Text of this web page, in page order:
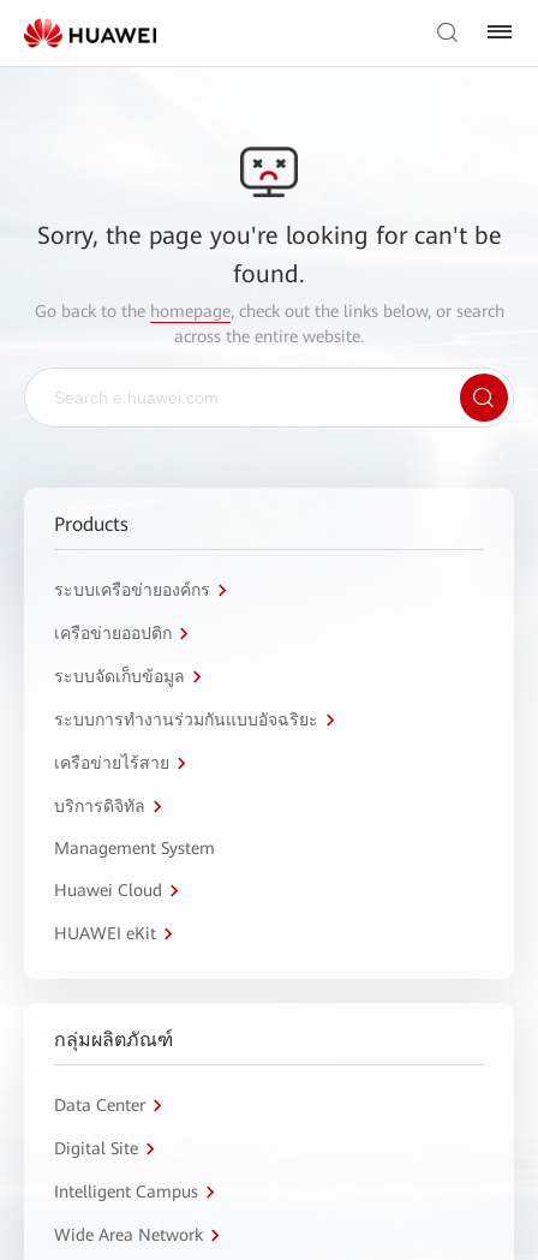
Sorry, the page you're looking for can't be
found.
Go back to the homepage, check out the links below, or search
across the entire website.
Products
ระบบเครือข่ายองค์กร
เครือข่ายออปติก
ระบบจัดเก็บข้อมูล
ระบบการทำงานร่วมกันแบบอัจฉริยะ
เครือข่ายไร้สาย
บริการดิจิทัล
Management System
Huawei Cloud
HUAWEI eKit
กลุ่มผลิตภัณฑ์
Data Center
Digital Site
Intelligent Campus
Wide Area Network